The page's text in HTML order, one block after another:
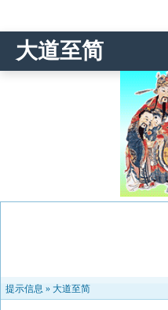
大道至简
提示信息 » 大道至简